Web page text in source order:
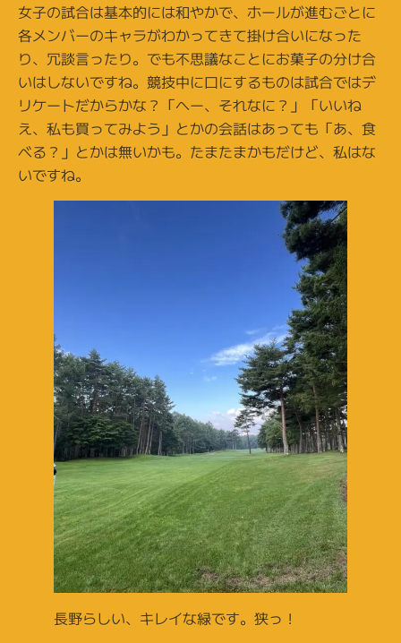
女子の試合は基本的には和やかで、ホールが進むごとに
各メンバーのキャラがわかってきて掛け合いになった
り、冗談言ったり。でも不思議なことにお菓子の分け合
いはしないですね。競技中に口にするものは試合ではデ
リケートだからかな？「へー、それなに？」「いいね
え、私も買ってみよう」とかの会話はあっても「あ、食
べる？」とかは無いかも。たまたまかもだけど、私はな
いですね。
長野らしい、キレイな緑です。狭っ！